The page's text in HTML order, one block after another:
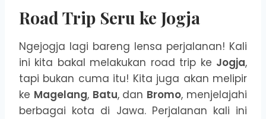
Road Trip Seru ke Jogja
Ngejogja lagi bareng lensa perjalanan! Kali
ini kita bakal melakukan road trip ke Jogja,
tapi bukan cuma itu! Kita juga akan melipir
ke Magelang, Batu, dan Bromo, menjelajahi
berbagai kota di Jawa. Perjalanan kali ini